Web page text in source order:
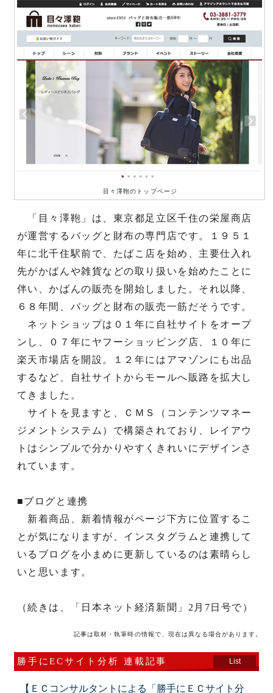
目々澤鞄のトップページ
「目々澤鞄」は、東京都足立区千住の栄屋商店
が運営するバッグと財布の専門店です。１９５１
年に北千住駅前で、たばこ店を始め、主要仕入れ
先がかばんや雑貨などの取り扱いを始めたことに
伴い、かばんの販売を開始しました。それ以降、
６８年間、バッグと財布の販売一筋だそうです。
ネットショップは０１年に自社サイトをオープ
ンし、０７年にヤフーショッピング店、１０年に
楽天市場店を開設。１２年にはアマゾンにも出品
するなど、自社サイトからモールへ販路を拡大し
てきました。
サイトを見ますと、ＣＭＳ（コンテンツマネー
ジメントシステム）で構築されており、レイアウ
トはシンプルで分かりやすくきれいにデザインさ
れています。
■ブログと連携
新着商品、新着情報がページ下方に位置するこ
とが気になりますが、インスタグラムと連携して
いるブログを小まめに更新しているのは素晴らし
いと思います。
（続きは、「日本ネット経済新聞」2月7日号で）
記事は取材・執筆時の情報で、現在は異なる場合があります。
勝手にECサイト分析 連載記事 List
【ＥＣコンサルタントによる「勝手にＥＣサイト分